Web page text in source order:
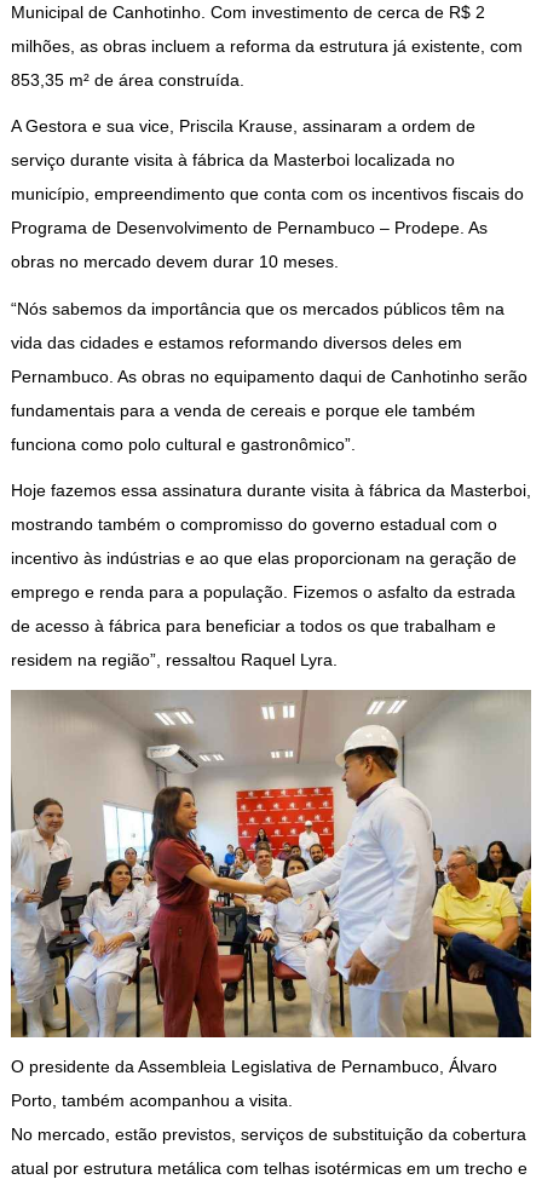
Municipal de Canhotinho. Com investimento de cerca de R$ 2
milhões, as obras incluem a reforma da estrutura já existente, com
853,35 m² de área construída.
A Gestora e sua vice, Priscila Krause, assinaram a ordem de
serviço durante visita à fábrica da Masterboi localizada no
município, empreendimento que conta com os incentivos fiscais do
Programa de Desenvolvimento de Pernambuco – Prodepe. As
obras no mercado devem durar 10 meses.
“Nós sabemos da importância que os mercados públicos têm na
vida das cidades e estamos reformando diversos deles em
Pernambuco. As obras no equipamento daqui de Canhotinho serão
fundamentais para a venda de cereais e porque ele também
funciona como polo cultural e gastronômico”.
Hoje fazemos essa assinatura durante visita à fábrica da Masterboi,
mostrando também o compromisso do governo estadual com o
incentivo às indústrias e ao que elas proporcionam na geração de
emprego e renda para a população. Fizemos o asfalto da estrada
de acesso à fábrica para beneficiar a todos os que trabalham e
residem na região”, ressaltou Raquel Lyra.
O presidente da Assembleia Legislativa de Pernambuco, Álvaro
Porto, também acompanhou a visita.
No mercado, estão previstos, serviços de substituição da cobertura
atual por estrutura metálica com telhas isotérmicas em um trecho e